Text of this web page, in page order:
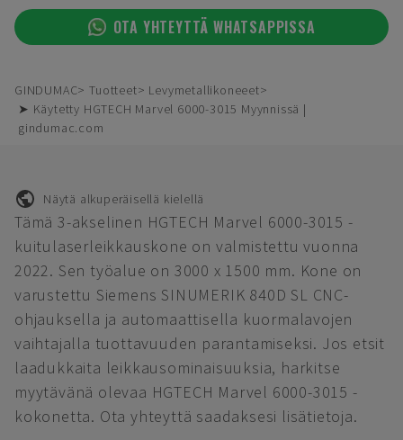
OTA YHTEYTTÄ WHATSAPPISSA
GINDUMAC Tuotteet
Levymetallikoneeet
➤ Käytetty HGTECH Marvel 6000-3015 Myynnissä |
gindumac.com
Näytä alkuperäisellä kielellä
Tämä 3-akselinen HGTECH Marvel 6000-3015 -
kuitulaserleikkauskone on valmistettu vuonna
2022. Sen työalue on 3000 x 1500 mm. Kone on
varustettu Siemens SINUMERIK 840D SL CNC-
ohjauksella ja automaattisella kuormalavojen
vaihtajalla tuottavuuden parantamiseksi. Jos etsit
laadukkaita leikkausominaisuuksia, harkitse
myytävänä olevaa HGTECH Marvel 6000-3015 -
kokonetta. Ota yhteyttä saadaksesi lisätietoja.